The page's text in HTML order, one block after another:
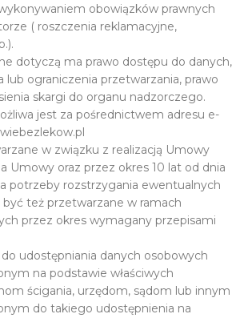
obowiązków prawnych
( roszczenia reklamacyjne,
dotyczą ma prawo dostępu do danych,
lub ograniczenia przetwarzania, prawo
skargi do organu nadzorczego.
jest za pośrednictwem adresu e-
w związku z realizacją Umowy
Umowy oraz przez okres 10 lat od dnia
potrzeby rozstrzygania ewentualnych
też przetwarzane w ramach
przez okres wymagany przepisami
udostępniania danych osobowych
na podstawie właściwych
ścigania, urzędom, sądom lub innym
do takiego udostępnienia na